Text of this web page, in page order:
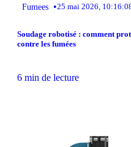
Fumees •25 mai 2026,
Soudage robotisé : comment
contre les fumées
6 min de lecture